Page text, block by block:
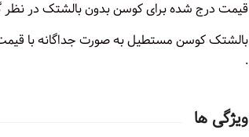
قیمت درج شده برای کوسن بدون بالشتک در
.
ویژگی ها